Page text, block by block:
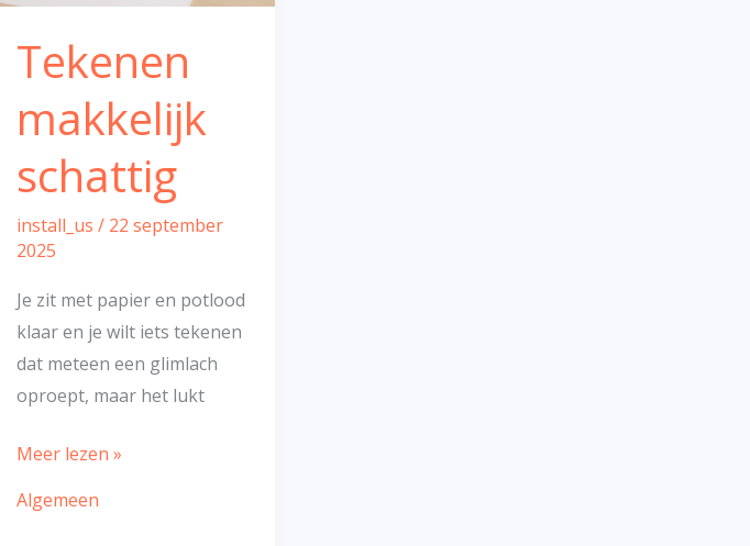
Tekenen
makkelijk
schattig
install_us/ 22 september
2025
Je zit met papier en potlood
klaar en je wilt iets tekenen
dat meteen een glimlach
oproept, maar het lukt
Meer lezen »
Algemeen